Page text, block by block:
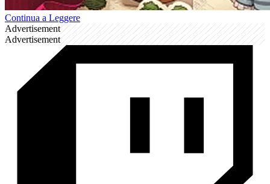
Continua a Leggere
Advertisement
Advertisement